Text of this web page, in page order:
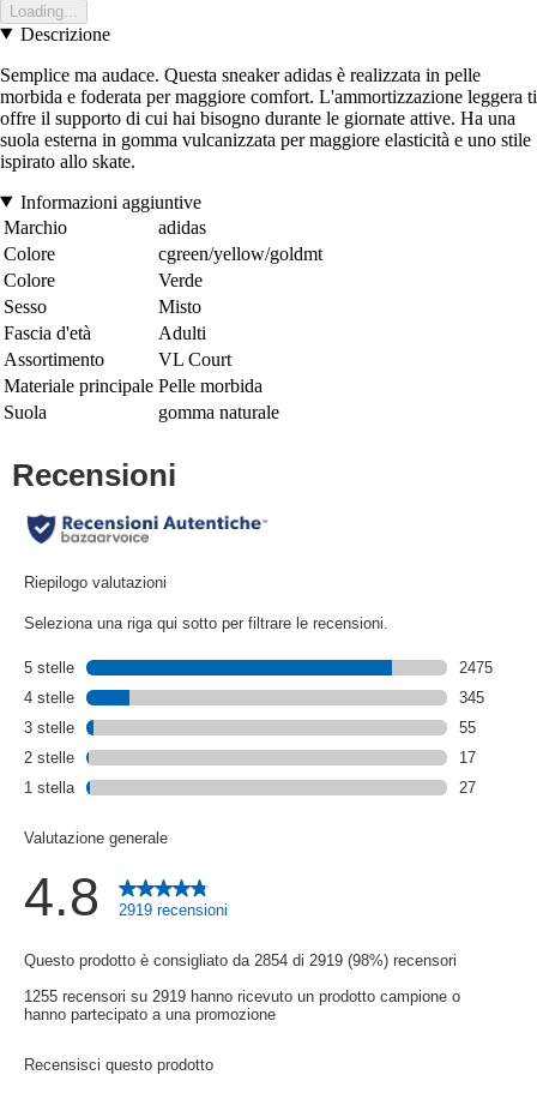
Loading...
Descrizione
Semplice ma audace. Questa sneaker adidas è realizzata in pelle
morbida e foderata per maggiore comfort. L'ammortizzazione leggera ti
offre il supporto di cui hai bisogno durante le giornate attive. Ha una
suola esterna in gomma vulcanizzata per maggiore elasticità e uno stile
ispirato allo skate.
Informazioni aggiuntive
Marchio
adidas
Colore
cgreen/yellow/goldmt
Colore
Verde
Sesso
Misto
Fascia d'età
Adulti
Assortimento
VL Court
Materiale principale Pelle morbida
Suola
gomma naturale